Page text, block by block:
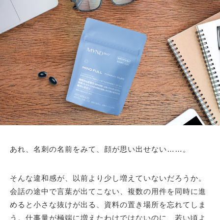
あれ、名刺の名前をみて、顔が思い出せない……。
そんな違和感が、以前より少し増えていないだろうか。
会話の途中で言葉が出てこない、複数の用件を同時に進
めると小さな抜けが出る、資料の置き場所を忘れてしま
う。仕事量が極端に増えたわけではないのに、若い頃よ